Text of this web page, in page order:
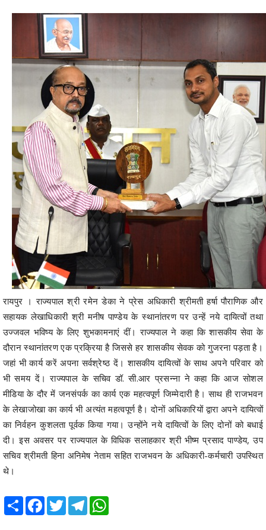
रायपुर । राज्यपाल श्री रमेन डेका ने प्रेस अधिकारी श्रीमती हर्षा पौराणिक और
सहायक लेखाधिकारी श्री मनीष पाण्डेय के स्थानांतरण पर उन्हें नये दायित्वों तथा
उज्जवल भविष्य के लिए शुभकामनाएं दीं। राज्यपाल ने कहा कि शासकीय सेवा के
दौरान स्थानांतरण एक प्रक्रिया है जिससे हर शासकीय सेवक को गुजरना पड़ता है।
जहां भी कार्य करें अपना सर्वश्रेष्ठ दें। शासकीय दायित्वों के साथ अपने परिवार को
भी समय दें। राज्यपाल के सचिव डॉ. सी.आर प्रसन्ना ने कहा कि आज सोशल
मीडिया के दौर में जनसंपर्क का कार्य एक महत्वपूर्ण जिम्मेदारी है। साथ ही राजभवन
के लेखाजोखा का कार्य भी अत्यंत महत्वपूर्ण है। दोनों अधिकारियों द्वारा अपने दायित्वों
का निर्वहन कुशलता पूर्वक किया गया। उन्होंने नये दायित्वों के लिए दोनों को बधाई
दी। इस अवसर पर राज्यपाल के विधिक सलाहकार श्री भीष्म प्रसाद पाण्डेय, उप
सचिव श्रीमती हिना अनिमेष नेताम सहित राजभवन के अधिकारी-कर्मचारी उपस्थित
थे।
Share Facebook
TwitterTelegram